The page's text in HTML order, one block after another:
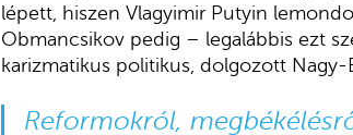
lépett, hiszen Vlagyimir Putyin
Obmancsikov pedig – legalábbis ezt
karizmatikus politikus, dolgozott Nagy-
Reformokról,